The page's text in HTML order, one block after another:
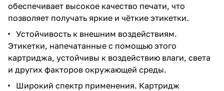
обеспечивает высокое качество печати, что
позволяет получать яркие и чёткие этикетки.
Устойчивость к внешним воздействиям.
Этикетки, напечатанные с помощью этого
картриджа, устойчивы к воздействию влаги, света
и других факторов окружающей среды.
Широкий спектр применения. Картридж